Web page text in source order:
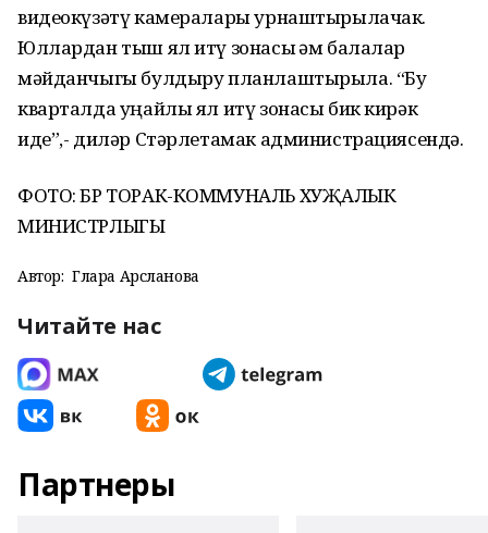
видеокүзәтү камералары урнаштырылачак.
Юллардан тыш ял итү зонасы һәм балалар
мәйданчыгы булдыру планлаштырыла. “Бу
кварталда уңайлы ял итү зонасы бик кирәк
иде”,- диләр Стәрлетамак администрациясендә.
ФОТО: БР ТОРАК-КОММУНАЛЬ ХУҖАЛЫК
МИНИСТРЛЫГЫ
Автор: Гөлара Арсланова
Читайте нас
Партнеры